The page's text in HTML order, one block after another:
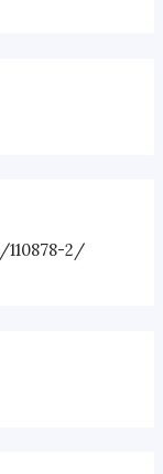
2/